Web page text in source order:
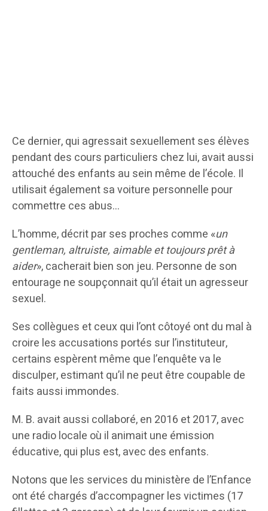
Ce dernier, qui agressait sexuellement ses élèves
pendant des cours particuliers chez lui, avait aussi
attouché des enfants au sein même de l’école. Il
utilisait également sa voiture personnelle pour
commettre ces abus…
L’homme, décrit par ses proches comme «un
gentleman, altruiste, aimable et toujours prêt à
aider», cacherait bien son jeu. Personne de son
entourage ne soupçonnait qu’il était un agresseur
sexuel.
Ses collègues et ceux qui l’ont côtoyé ont du mal à
croire les accusations portés sur l’instituteur,
certains espèrent même que l’enquête va le
disculper, estimant qu’il ne peut être coupable de
faits aussi immondes.
M. B. avait aussi collaboré, en 2016 et 2017, avec
une radio locale où il animait une émission
éducative, qui plus est, avec des enfants.
Notons que les services du ministère de l’Enfance
ont été chargés d’accompagner les victimes (17